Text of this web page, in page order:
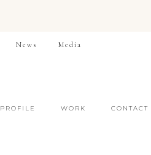
News Media
PROFILE WORK CONTACT